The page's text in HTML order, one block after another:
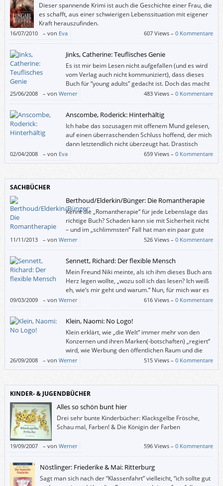
Dieser spannende Krimi ist auch die Geschichte einer Frau, die
es schafft, aus einer schwierigen Lebenssituation mit eigener
Kraft herauszufinden.
16/07/2010 – von Eva 607 Views –0 Kommentare
Jinks, Catherine: Teuflisches Genie
Es ist mir beim Lesen nicht aufgefallen (und es wird
vom Verlag auch nicht kommuniziert), dass dieses
Buch für “young adults” gedacht ist. Doch das macht
rein gar nichts: Auch wenn “Teuflisches Genie” die
Perspektive eines Jugendlichen einnimmt, ist es für Erwachsene gewiss
geeignet; für jung gebliebene auf alle Fälle.
25/06/2008 – von Werner 483 Views –0 Kommentare
Anscombe, Roderick: Hinterhältig
Ich habe das sozusagen mit offenem Mund gelesen,
auf einen überraschenden Schluss hoffend, der mich
dann letztendlich nicht überzeugt hat. Drastisch
geschilderter Psychoterror allein genügt nicht, um
einen anspruchsvollen psychologischen Thriller zu schreiben.
02/04/2008 – von Eva 659 Views –0 Kommentare
SACHBÜCHER
Berthoud/Elderkin/Bünger: Die Romantherapie
Kennt die „Romantherapie“ für jede Lebenslage das
richtige Buch? Schaden kann sie mit Sicherheit nicht
– und im „schlimmsten“ Fall hat man ein paar gute
Bücher mehr gelesen. Auf jeden Fall bekommt man
mit der „Romantherapie“ ein ungewöhnliches Kompendium an wertvollen
Lesetipps.
11/11/2013 – von Werner 526 Views –0 Kommentare
Sennett, Richard: Der flexible Mensch
Mein Freund Niki meinte, als ich ihm dieses Buch ans
Herz legen wollte, „wozu soll ich das lesen? Ich weiß
eh, wie‘s mir geht und warum.“ Nun, für mich war es
tröstlich zu wissen, dass nicht nur ich und ein Teil
meines Freundeskreises von etwas betroffen sind, was Richard Sennett
unter dem Begriff „Flexibilität“ beschreibt.
09/03/2009 – von Werner 616 Views –0 Kommentare
Klein, Naomi: No Logo!
Klein erklärt, wie „die Welt“ immer mehr von den
Konzernen und ihren Marken(-botschaften) „regiert“
wird, wie Werbung den öffentlichen Raum und die
Bildungsstätten und die Medien übernommen hat
und wie die Konzerne, deren Umsätze zum Teil größer sind als die
26/09/2008 – von Werner 515 Views –0 Kommentare
KINDER- & JUGENDBÜCHER
Alles so schön bunt hier
Drei sehr bunte Kinderbücher: Klacksgelbe Frösche,
Schau mal, Farben! & Die Königin der Farben
19/09/2007 – von Werner 596 Views –0 Kommentare
Nöstlinger: Friederike & Mai: Ritterburg
Sagt man sich nach der “Klassenfahrt” vielleicht, “ich sollte gut